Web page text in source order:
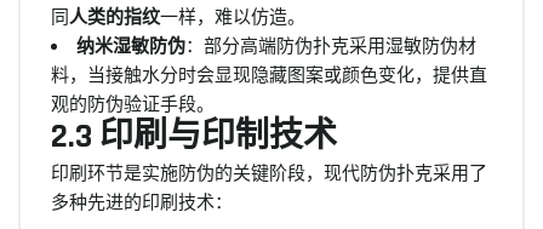
同人类的指纹一样，难以仿造。
纳米湿敏防伪：部分高端防伪扑克采用湿敏防伪材
料，当接触水分时会显现隐藏图案或颜色变化，提供直
观的防伪验证手段。
2.3 印刷与印制技术
印刷环节是实施防伪的关键阶段，现代防伪扑克采用了
多种先进的印刷技术：